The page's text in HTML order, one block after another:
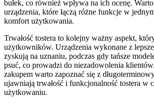
bułek, co również wpływa na ich ocenę.
urządzenia, które łączą różne funkcje w
komfort użytkowania.
Trwałość tostera to kolejny ważny aspekt,
użytkowników. Urządzenia wykonane z
zyskują na uznaniu, podczas gdy tańsze
psuć, co prowadzi do niezadowolenia
zakupem warto zapoznać się z
ujawniają trwałość i funkcjonalność tostera w
użytkowaniu.